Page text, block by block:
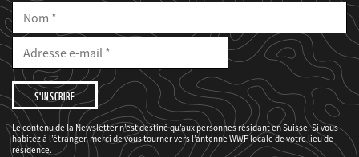
Nom
E-
Mail
Adresse
mail
Je
souhaite
être
informé(e)
des
projets
du
WWF.
Le contenu de la Newsletter n’est destiné qu’aux personnes résidant en Suisse. Si vous
habitez à l’étranger, merci de vous tourner vers l’antenne WWF locale de votre lieu de
résidence.